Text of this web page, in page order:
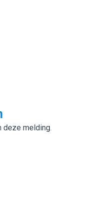
deze melding.